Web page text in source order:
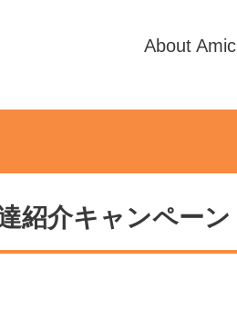
About Amic
紹介キャンペーン